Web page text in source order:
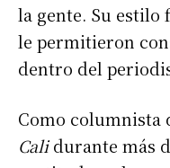
la gente. Su
le permitieron
dentro del
Como columnista
Calidurante más